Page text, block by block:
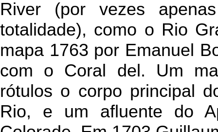
River (por vezes
totalidade), como o Rio
mapa 1763 por Emanuel
com o Coral del. Um
rótulos o corpo principal
Rio, e um afluente do